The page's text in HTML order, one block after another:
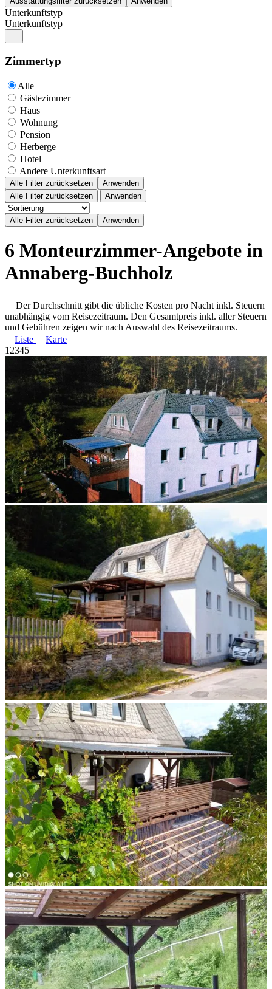
Unterkunftstyp
Unterkunftstyp
Zimmertyp
Alle
Gästezimmer
Haus
Wohnung
Pension
Herberge
Hotel
Andere Unterkunftsart
Alle Filter zurücksetzen
Anwenden
Alle Filter zurücksetzen
Anwenden
6 Monteurzimmer-Angebote in
Annaberg-Buchholz
Der Durchschnitt gibt die übliche Kosten pro Nacht inkl. Steuern
unabhängig vom Reisezeitraum. Den Gesamtpreis inkl. aller Steuern
und Gebühren zeigen wir nach Auswahl des Reisezeitraums.
Liste
Karte
1 2345